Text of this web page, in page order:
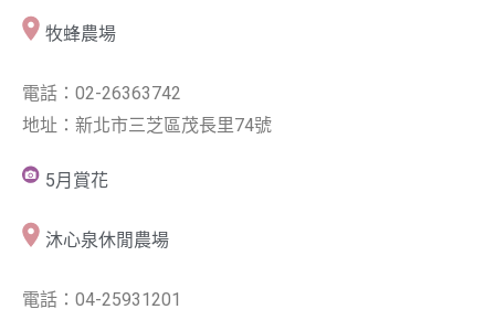
牧蜂農場
電話：02-26363742
地址：新北市三芝區茂長里74號
5月賞花
沐心泉休閒農場
電話：04-25931201